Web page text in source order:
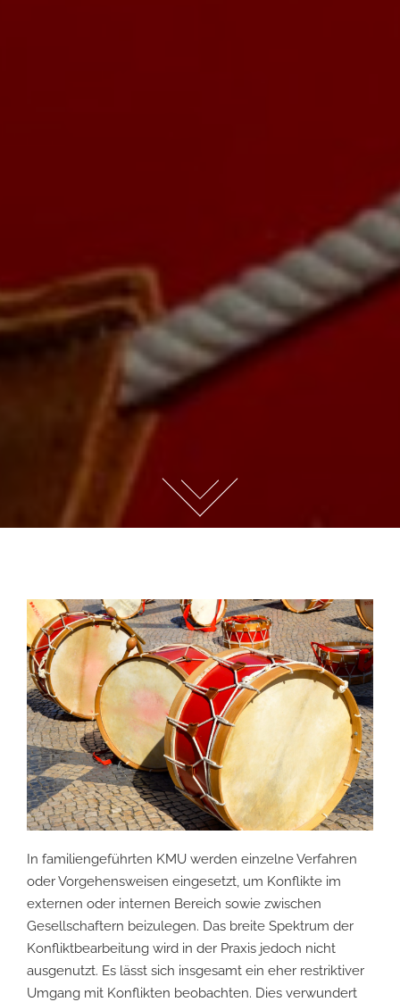
In familiengeführten KMU werden einzelne Verfahren
oder Vorgehensweisen eingesetzt, um Konflikte im
externen oder internen Bereich sowie zwischen
Gesellschaftern beizulegen. Das breite Spektrum der
Konfliktbearbeitung wird in der Praxis jedoch nicht
ausgenutzt. Es lässt sich insgesamt ein eher restriktiver
Umgang mit Konflikten beobachten. Dies verwundert